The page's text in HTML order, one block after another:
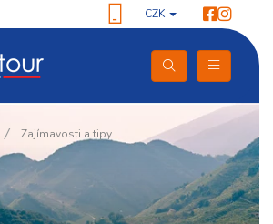
CZK
Zajímavosti a tipy